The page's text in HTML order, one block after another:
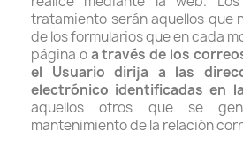
tratamiento serán aquellos que
de los formularios que en cada
página oa través de los
el Usuario dirija a las
electrónico identificadas en
aquellos otros que se
mantenimiento de la relación